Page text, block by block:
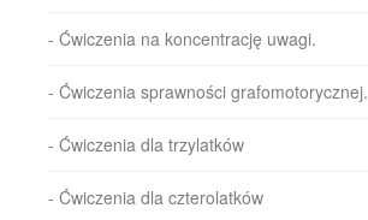
- Ćwiczenia na koncentrację uwagi.
- Ćwiczenia sprawności grafomotorycznej.
- Ćwiczenia dla trzylatków
- Ćwiczenia dla czterolatków